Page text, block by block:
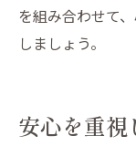
を組み合わせて
しましょう。
安心を重